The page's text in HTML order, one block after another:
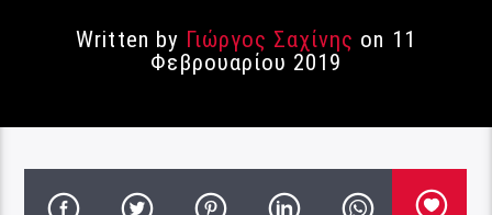
Written by Γιώργος Σαχίνης on 11
Φεβρουαρίου 2019